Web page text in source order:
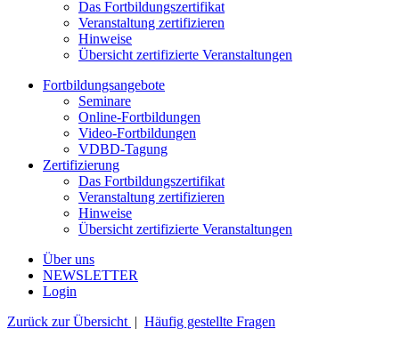
Das Fortbildungszertifikat
Veranstaltung zertifizieren
Hinweise
Übersicht zertifizierte Veranstaltungen
Fortbildungsangebote
Seminare
Online-Fortbildungen
Video-Fortbildungen
VDBD-Tagung
Zertifizierung
Das Fortbildungszertifikat
Veranstaltung zertifizieren
Hinweise
Übersicht zertifizierte Veranstaltungen
Über uns
NEWSLETTER
Login
Zurück zur Übersicht | Häufig gestellte Fragen